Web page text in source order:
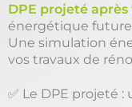
DPE projeté
énergétique future
Une simulation
vos travaux de
✅ Le DPE projeté